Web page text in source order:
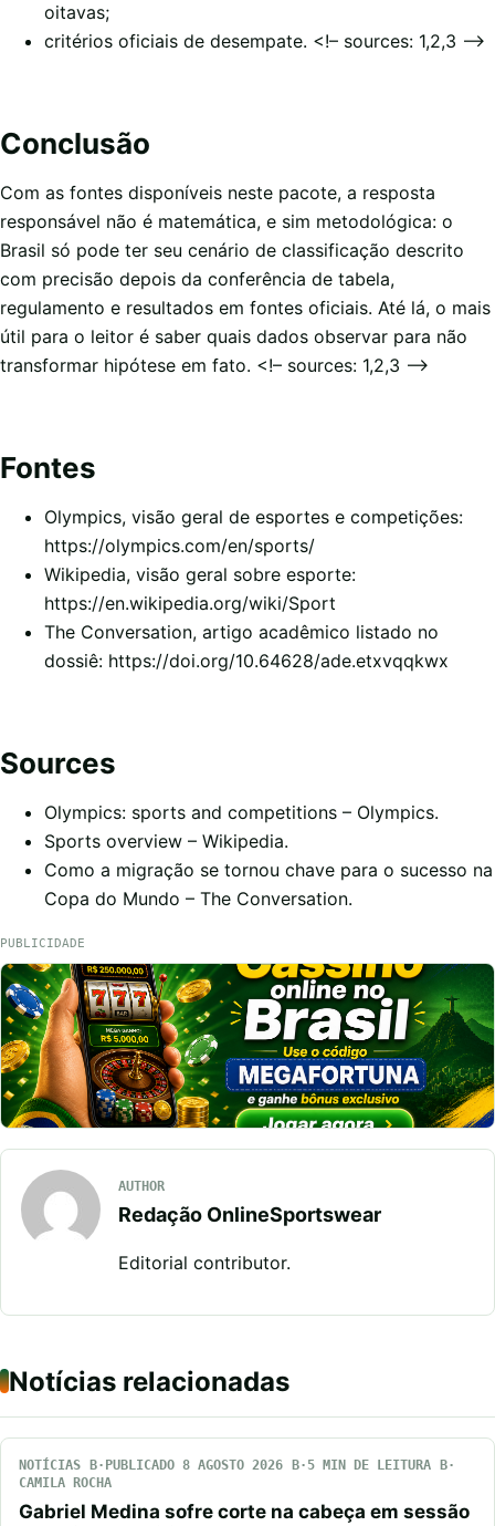
oitavas;
critérios oficiais de desempate. <!– sources: 1,2,3 –>
Conclusão
Com as fontes disponíveis neste pacote, a resposta
responsável não é matemática, e sim metodológica: o
Brasil só pode ter seu cenário de classificação descrito
com precisão depois da conferência de tabela,
regulamento e resultados em fontes oficiais. Até lá, o mais
útil para o leitor é saber quais dados observar para não
transformar hipótese em fato. <!– sources: 1,2,3 –>
Fontes
Olympics, visão geral de esportes e competições:
https://olympics.com/en/sports/
Wikipedia, visão geral sobre esporte:
https://en.wikipedia.org/wiki/Sport
The Conversation, artigo acadêmico listado no
dossiê: https://doi.org/10.64628/ade.etxvqqkwx
Sources
Olympics: sports and competitions – Olympics.
Sports overview – Wikipedia.
Como a migração se tornou chave para o sucesso na
Copa do Mundo – The Conversation.
PUBLICIDADE
AUTHOR
Redação OnlineSportswear
Editorial contributor.
Notícias relacionadas
NOTÍCIAS PUBLICADO 8 AGOSTO 2026
5 MIN DE LEITURA
CAMILA ROCHA
Gabriel Medina sofre corte na cabeça em sessão